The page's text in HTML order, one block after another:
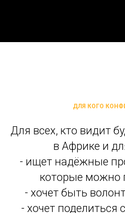
ДЛЯ КОГО
Для всех, кто видит
в Африке и
- ищет надёжные
которые можно
- хочет быть
- хочет